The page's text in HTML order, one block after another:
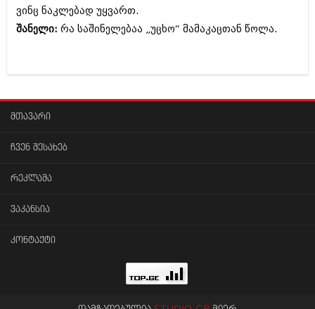
ნოემბერი 2017 (212)
ოქტომბერი 2017 (231)
სექტემბერი 2017 (261)
იანვარი 2017 (246)
ნოემბერი 2016 (207)
სექტემბერი 2016 (224)
მაისი 2016 (261)
აპრილი 2016 (215)
თებერვალი 2016 (250)
ვინც ნაკლებად უყვართ.
შანელი: რა საშინელებაა „უცხო“ მამაკაცთან წოლა.
მთავარი
ჩვენ შესახებ
რეკლამა
ვაკანსია
კონტაქტი